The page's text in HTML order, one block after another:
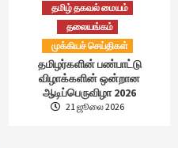
தமிழ் தகவல் மையம்
தலையங்கம்
முக்கியச் செய்திகள்
தமிழர்களின் பண்பாட்டு
விழாக்களின் ஒன்றான
ஆடிப்பெருவிழா 2026
21 ஜூலை 2026